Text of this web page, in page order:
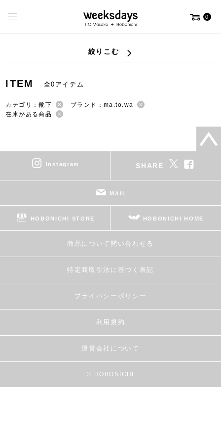
0
絞りこむ
ITEM 全0アイテム
カテゴリ：靴下
ブランド：ma.to.wa
在庫がある商品
instagram SHARE
MAIL
HOBONICHI STORE HOBONICHI HOME
商品について問い合わせる
特定商取引法に基づく表記
プライバシーポリシー
利用規約
運営会社について
© HOBONICHI